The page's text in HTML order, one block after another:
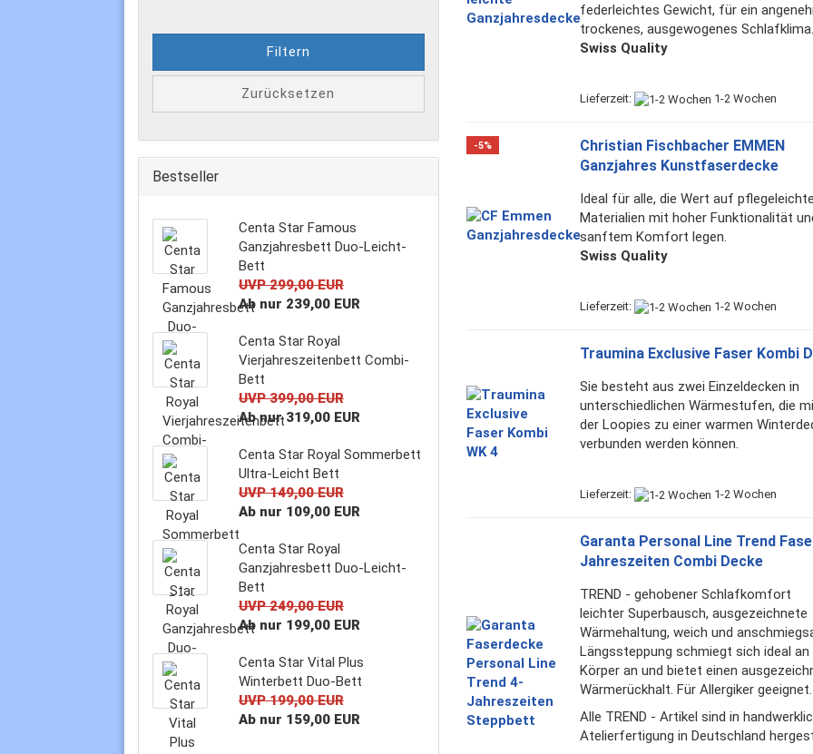
federleichtes Gewicht, für ein
trockenes, ausgewogenes Schlafklima.
Swiss Quality
Lieferzeit: 1-2 Wochen
-5%
Christian Fischbacher EMMEN
Ganzjahres Kunstfaserdecke
Ideal für alle, die Wert auf
Materialien mit hoher Funktionalität
sanftem Komfort legen.
Swiss Quality
Lieferzeit: 1-2 Wochen
Traumina Exclusive Faser Kombi
Sie besteht aus zwei Einzeldecken in
unterschiedlichen Wärmestufen, die
der Loopies zu einer warmen
verbunden werden können.
Lieferzeit: 1-2 Wochen
Garanta Personal Line Trend
Jahreszeiten Combi Decke
TREND - gehobener Schlafkomfort
leichter Superbausch, ausgezeichnete
Wärmehaltung, weich und
Längssteppung schmiegt sich ideal an
Körper an und bietet einen
Wärmerückhalt. Für Allergiker geeignet.
Alle TREND - Artikel sind in
Atelierfertigung in Deutschland
Filtern
Zurücksetzen
Bestseller
Centa Star Famous
Ganzjahresbett Duo-Leicht-
Bett
UVP 299,00 EUR
Ab nur 239,00 EUR
Centa Star Royal
Vierjahreszeitenbett Combi-
Bett
UVP 399,00 EUR
Ab nur 319,00 EUR
Centa Star Royal Sommerbett
Ultra-Leicht Bett
UVP 149,00 EUR
Ab nur 109,00 EUR
Centa Star Royal
Ganzjahresbett Duo-Leicht-
Bett
UVP 249,00 EUR
Ab nur 199,00 EUR
Centa Star Vital Plus
Winterbett Duo-Bett
UVP 199,00 EUR
Ab nur 159,00 EUR